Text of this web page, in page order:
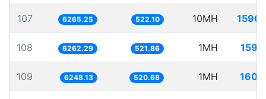
107 6265.25 522.10 10MH
108 6262.29 521.86 1MH
109 6248.13 520.68 1MH